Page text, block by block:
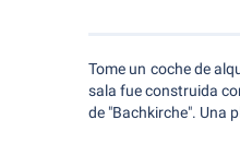
Tome un coche de
sala fue construida
de "Bachkirche". Una